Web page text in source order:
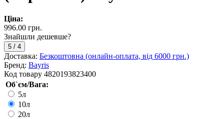
Ціна:
996.00 грн.
Знайшли дешевше?
5 / 4
Доставка: Безкоштовна (онлайн-оплата, від 6000 грн.)
Бренд: Bayris
Код товару 4820193823400
Об`єм/Вага:
5л
10л
20л